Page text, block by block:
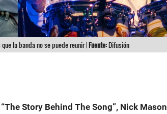
la banda no se puede reunir |Fuente:Difusión
“The Story Behind The Song”, Nick Mason